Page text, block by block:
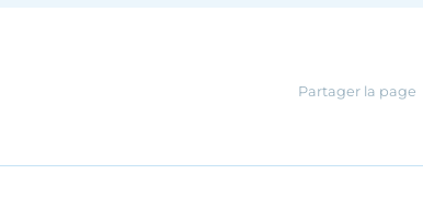
Partager la page